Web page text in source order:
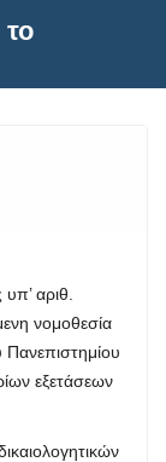
το
αριθ.
νομοθεσία
Πανεπιστημίου
εξετάσεων